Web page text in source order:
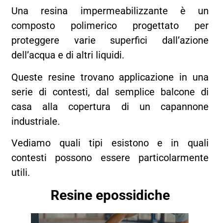
Una resina impermeabilizzante è un
composto polimerico progettato per
proteggere varie superfici dall’azione
dell’acqua e di altri liquidi.
Queste resine trovano applicazione in una
serie di contesti, dal semplice balcone di
casa alla copertura di un capannone
industriale.
Vediamo quali tipi esistono e in quali
contesti possono essere particolarmente
utili.
Resine epossidiche